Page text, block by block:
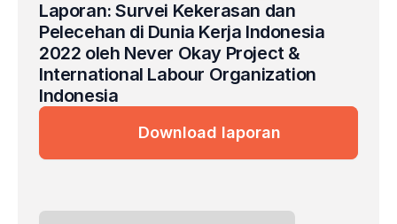
Laporan: Survei Kekerasan dan
Pelecehan di Dunia Kerja Indonesia
2022 oleh Never Okay Project &
International Labour Organization
Indonesia
Download laporan